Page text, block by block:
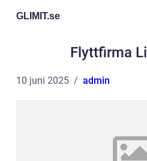
GLIMIT.se
Flyttfirma
10 juni 2025 admin